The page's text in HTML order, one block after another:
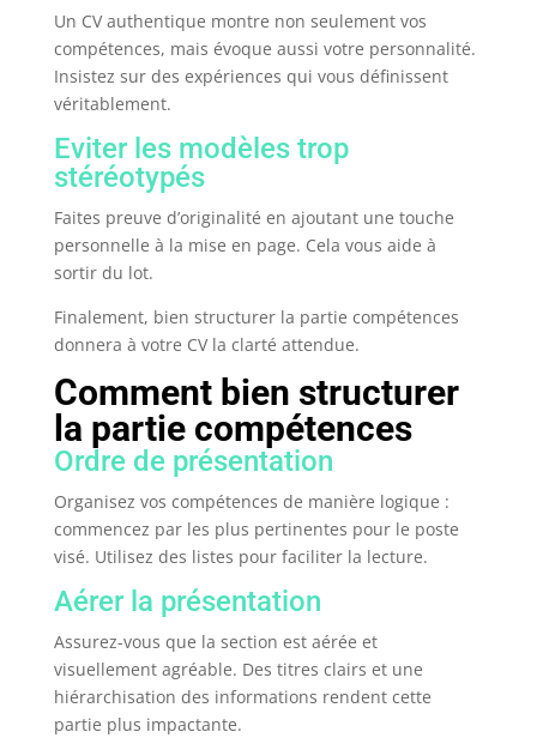
Un CV authentique montre non seulement vos
compétences, mais évoque aussi votre personnalité.
Insistez sur des expériences qui vous définissent
véritablement.
Eviter les modèles trop
stéréotypés
Faites preuve d’originalité en ajoutant une touche
personnelle à la mise en page. Cela vous aide à
sortir du lot.
Finalement, bien structurer la partie compétences
donnera à votre CV la clarté attendue.
Comment bien structurer
la partie compétences
Ordre de présentation
Organisez vos compétences de manière logique :
commencez par les plus pertinentes pour le poste
visé. Utilisez des listes pour faciliter la lecture.
Aérer la présentation
Assurez-vous que la section est aérée et
visuellement agréable. Des titres clairs et une
hiérarchisation des informations rendent cette
partie plus impactante.